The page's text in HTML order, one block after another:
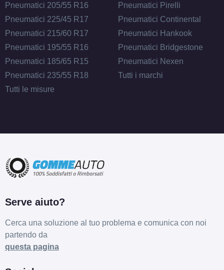
Pneumatici 205/55 R16
Pneumatici 225/45 R17
Pneumatici 215/60 R17
Pneumatici 195/55 R16
Pneumatici 185/65 R15
Pneumatici 235/55 R18
Tutti le misure
Pneumatici Pirelli
Pneumatici Continental
Pneumatici Hankook
Pneumatici Bridgestone
Pneumatici Nexen
Tutti i marchi
Serve aiuto?
Cerca una soluzione al tuo problema e comunica con noi
partendo da
questa pagina